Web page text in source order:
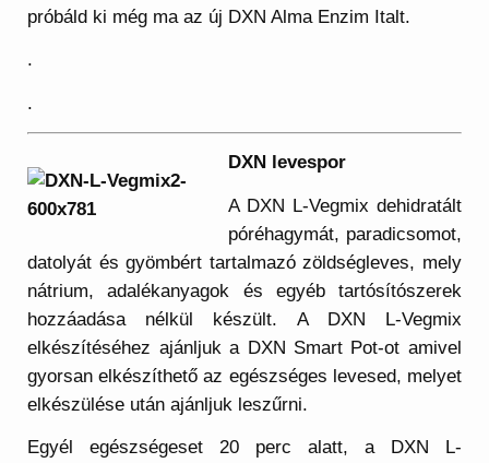
próbáld ki még ma az új DXN Alma Enzim Italt.
.
.
DXN levespor
A DXN L-Vegmix dehidratált
póréhagymát, paradicsomot,
datolyát és gyömbért tartalmazó zöldségleves, mely
nátrium, adalékanyagok és egyéb tartósítószerek
hozzáadása nélkül készült. A DXN L-Vegmix
elkészítéséhez ajánljuk a DXN Smart Pot-ot amivel
gyorsan elkészíthető az egészséges levesed, melyet
elkészülése után ajánljuk leszűrni.
Egyél egészségeset 20 perc alatt, a DXN L-